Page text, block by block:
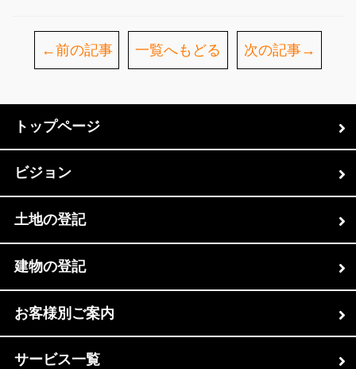
←前の記事 一覧へもどる 次の記事→
トップページ
ビジョン
土地の登記
建物の登記
お客様別ご案内
サービス一覧